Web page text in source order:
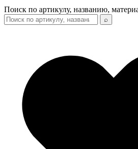
Поиск по артикулу, названию,
⌕